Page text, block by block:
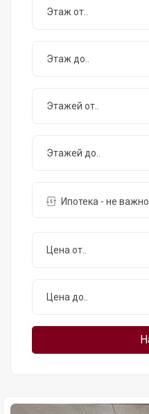
Ипотека - не важно